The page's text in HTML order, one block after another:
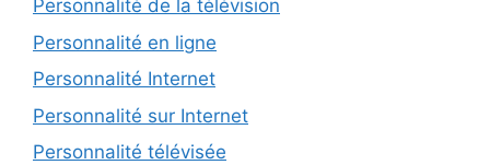
Personnalité de la télévision
Personnalité en ligne
Personnalité Internet
Personnalité sur Internet
Personnalité télévisée